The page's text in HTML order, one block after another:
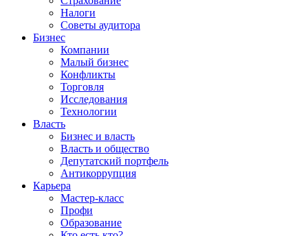
Налоги
Советы аудитора
Бизнес
Компании
Малый бизнес
Конфликты
Торговля
Исследования
Технологии
Власть
Бизнес и власть
Власть и общество
Депутатский портфель
Антикоррупция
Карьера
Мастер-класс
Профи
Образование